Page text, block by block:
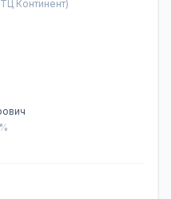
Континент)